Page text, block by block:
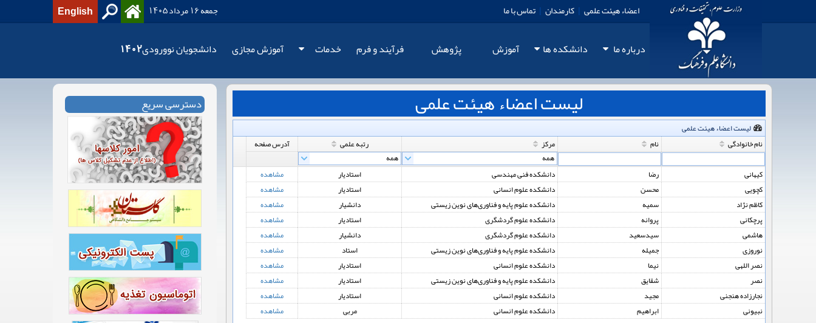
اعضاء هیئت علمی | کارمندان | تماس با ما English جمعه 16 مرداد 1405
درباره ما دانشكده‏‏ ها آموزش پژوهش فرآيند و فرم خدمات آموزش مجازی دانشجویان نوورودی1402
لیست اعضاء هیئت علمی
لیست اعضاء هیئت علمی
نام خانوادگی
نام مرکز رتبه علمی آدرس صفحه
کیهانی رضا دانشکده فنی مهندسی استادیار
مشاهده
کچویی
محسن دانشکده علوم انسانی استادیار
مشاهده
کاظم نژاد
سمیه دانشکده علوم پایه و فناوری‌های نوین زیستی دانشیار
مشاهده
پرچکانی
پروانه دانشکده علوم گردشگری استادیار
مشاهده
هاشمی
سیدسعید دانشکده علوم گردشگری دانشیار
مشاهده
نوروزی
جمیله دانشکده علوم پایه و فناوری‌های نوین زیستی استاد
مشاهده
نصر اللهی
نیما دانشکده علوم انسانی استادیار
مشاهده
نصر
شقایق دانشکده علوم پایه و فناوری‌های نوین زیستی استادیار
مشاهده
نجارزاده هنجنی
مجید دانشکده علوم انسانی استادیار
مشاهده
نبیونی
ابراهیم دانشکده علوم انسانی مربی مشاهده
دسترسی سریع